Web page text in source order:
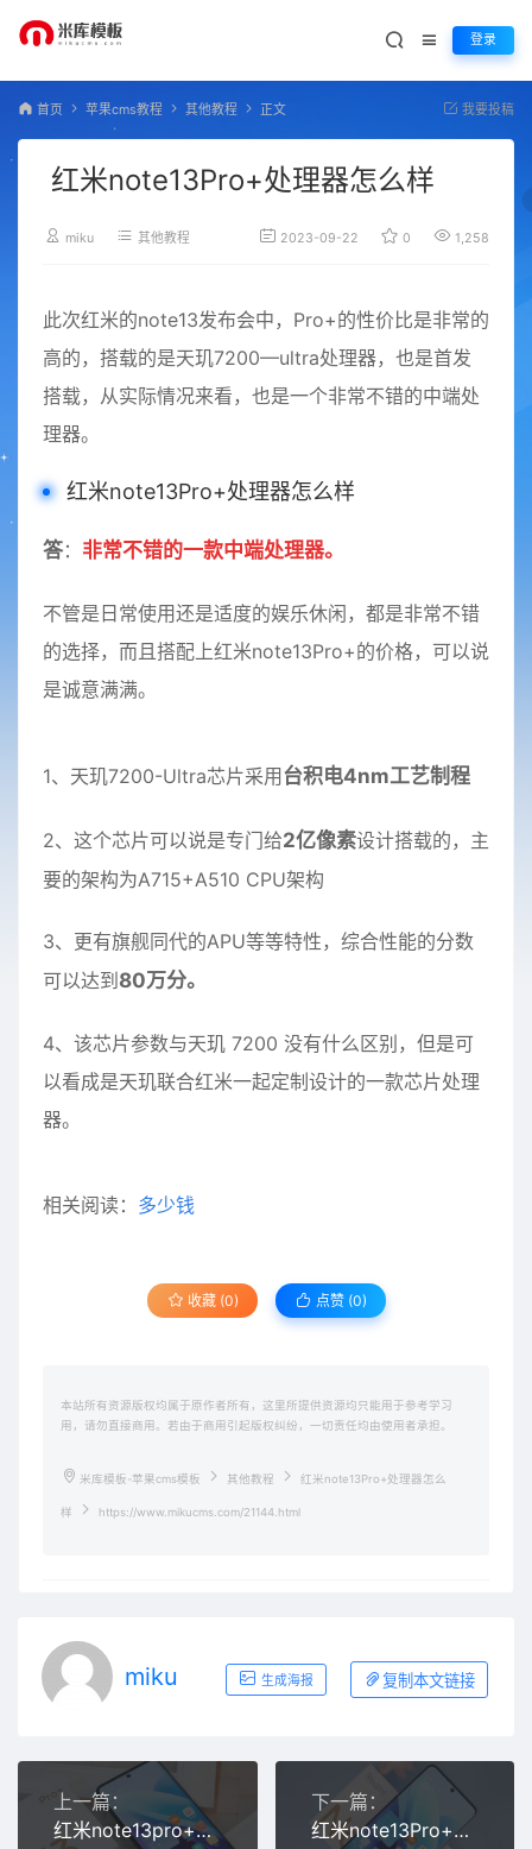
登录
首页 苹果cms教程 其他教程 正文 我要投稿
红米note13Pro+处理器怎么样
miku 其他教程 2023-09-22 0 1,258
此次红米的note13发布会中，Pro+的性价比是非常的
高的，搭载的是天玑7200—ultra处理器，也是首发
搭载，从实际情况来看，也是一个非常不错的中端处
理器。
红米note13Pro+处理器怎么样
答： 非常不错的一款中端处理器。
不管是日常使用还是适度的娱乐休闲，都是非常不错
的选择，而且搭配上红米note13Pro+的价格，可以说
是诚意满满。
1、天玑7200-Ultra芯片采用 台积电4nm工艺制程
2、这个芯片可以说是专门给2亿像素设计搭载的，主
要的架构为A715+A510 CPU架构
3、更有旗舰同代的APU等等特性，综合性能的分数
可以达到 80万分。
4、该芯片参数与天玑 7200 没有什么区别，但是可
以看成是天玑联合红米一起定制设计的一款芯片处理
器。
相关阅读： 多少钱
收藏 (0) 点赞 (0)
本站所有资源版权均属于原作者所有，这里所提供资源均只能用于参考学习
用，请勿直接商用。若由于商用引起版权纠纷，一切责任均由使用者承担。
米库模板-苹果cms模板 其他教程 红米note13Pro+处理器怎么
样 https://www.mikucms.com/21144.html
miku 生成海报 复制本文链接
上一篇：
红米note13pro+手机怎么样
下一篇：
红米note13Pro+多少钱